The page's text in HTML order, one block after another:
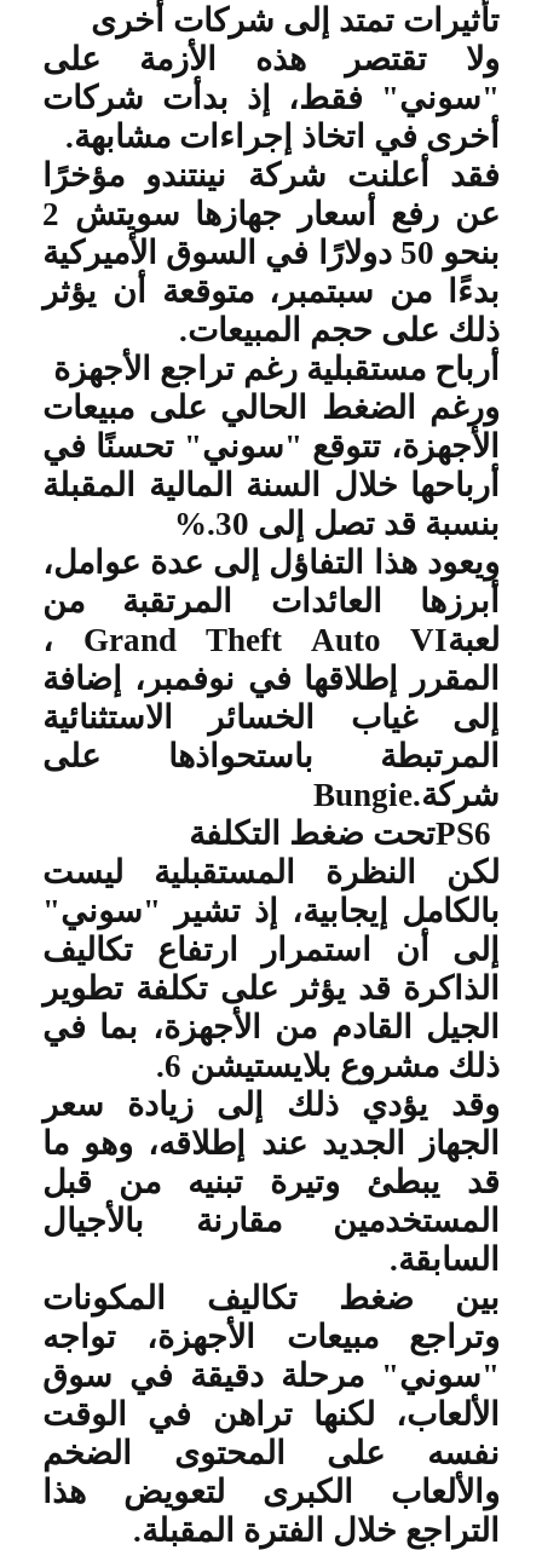
تأثيرات تمتد إلى شركات أخرى
ولا تقتصر هذه الأزمة على
"سوني" فقط، إذ بدأت شركات
أخرى في اتخاذ إجراءات مشابهة.
فقد أعلنت شركة نينتندو مؤخرًا
عن رفع أسعار جهازها سويتش 2
بنحو 50 دولارًا في السوق الأميركية
بدءًا من سبتمبر، متوقعة أن يؤثر
ذلك على حجم المبيعات.
أرباح مستقبلية رغم تراجع الأجهزة
ورغم الضغط الحالي على مبيعات
الأجهزة، تتوقع "سوني" تحسنًا في
أرباحها خلال السنة المالية المقبلة
بنسبة قد تصل إلى 30
%.
ويعود هذا التفاؤل إلى عدة عوامل،
أبرزها العائدات المرتقبة من
لعبةGrand Theft Auto VI ،
المقرر إطلاقها في نوفمبر، إضافة
إلى غياب الخسائر الاستثنائية
المرتبطة باستحواذها على
شركةBungie.
PS6تحت ضغط التكلفة
لكن النظرة المستقبلية ليست
بالكامل إيجابية، إذ تشير "سوني"
إلى أن استمرار ارتفاع تكاليف
الذاكرة قد يؤثر على تكلفة تطوير
الجيل القادم من الأجهزة، بما في
ذلك مشروع بلايستيشن 6
.
وقد يؤدي ذلك إلى زيادة سعر
الجهاز الجديد عند إطلاقه، وهو ما
قد يبطئ وتيرة تبنيه من قبل
المستخدمين مقارنة بالأجيال
السابقة.
بين ضغط تكاليف المكونات
وتراجع مبيعات الأجهزة، تواجه
"سوني" مرحلة دقيقة في سوق
الألعاب، لكنها تراهن في الوقت
نفسه على المحتوى الضخم
والألعاب الكبرى لتعويض هذا
التراجع خلال الفترة المقبلة.